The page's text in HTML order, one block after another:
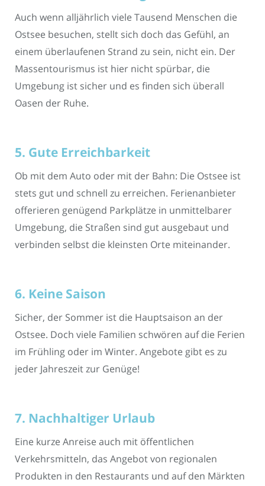
Auch wenn alljährlich viele Tausend Menschen die
Ostsee besuchen, stellt sich doch das Gefühl, an
einem überlaufenen Strand zu sein, nicht ein. Der
Massentourismus ist hier nicht spürbar, die
Umgebung ist sicher und es finden sich überall
Oasen der Ruhe.
5. Gute Erreichbarkeit
Ob mit dem Auto oder mit der Bahn: Die Ostsee ist
stets gut und schnell zu erreichen. Ferienanbieter
offerieren genügend Parkplätze in unmittelbarer
Umgebung, die Straßen sind gut ausgebaut und
verbinden selbst die kleinsten Orte miteinander.
6. Keine Saison
Sicher, der Sommer ist die Hauptsaison an der
Ostsee. Doch viele Familien schwören auf die Ferien
im Frühling oder im Winter. Angebote gibt es zu
jeder Jahreszeit zur Genüge!
7. Nachhaltiger Urlaub
Eine kurze Anreise auch mit öffentlichen
Verkehrsmitteln, das Angebot von regionalen
Produkten in den Restaurants und auf den Märkten